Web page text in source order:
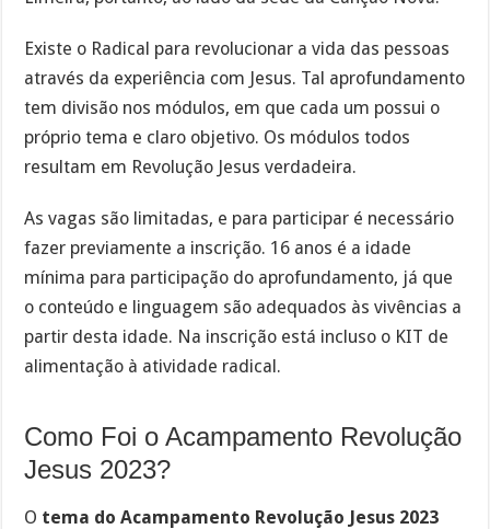
Existe o Radical para revolucionar a vida das pessoas
através da experiência com Jesus. Tal aprofundamento
tem divisão nos módulos, em que cada um possui o
próprio tema e claro objetivo. Os módulos todos
resultam em Revolução Jesus verdadeira.
As vagas são limitadas, e para participar é necessário
fazer previamente a inscrição. 16 anos é a idade
mínima para participação do aprofundamento, já que
o conteúdo e linguagem são adequados às vivências a
partir desta idade. Na inscrição está incluso o KIT de
alimentação à atividade radical.
Como Foi o Acampamento Revolução
Jesus 2023?
O tema do Acampamento Revolução Jesus 2023